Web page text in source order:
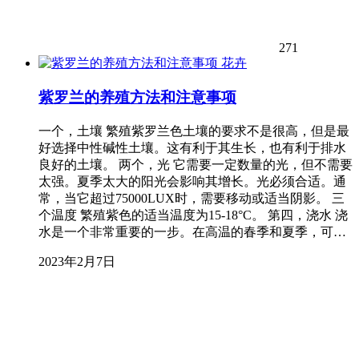
271
花卉
紫罗兰的养殖方法和注意事项
一个，土壤 繁殖紫罗兰色土壤的要求不是很高，但是最
好选择中性碱性土壤。这有利于其生长，也有利于排水
良好的土壤。 两个，光 它需要一定数量的光，但不需要
太强。夏季太大的阳光会影响其增长。光必须合适。通
常，当它超过75000LUX时，需要移动或适当阴影。 三
个温度 繁殖紫色的适当温度为15-18°C。 第四，浇水 浇
水是一个非常重要的一步。在高温的春季和夏季，可…
2023年2月7日